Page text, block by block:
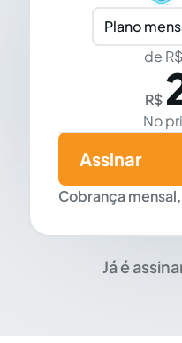
Plano
de R$
R$
No
Cobrança
Assinar
Já é